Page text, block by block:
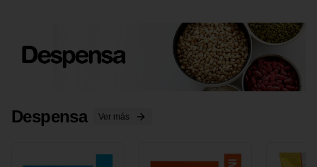
Despensa Ver más